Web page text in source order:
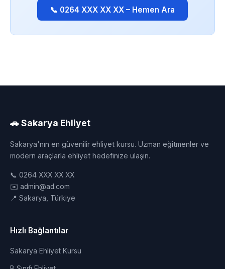
📞 0264 XXX XX XX – Hemen Ara
🚗 Sakarya Ehliyet
Sakarya'nın en güvenilir ehliyet kursu. Uzman eğitmenler ve
modern araçlarla ehliyet hedefinize ulaşın.
📞 0264 XXX XX XX
✉️ admin@ad.com
📍 Sakarya, Türkiye
Hızlı Bağlantılar
Sakarya Ehliyet Kursu